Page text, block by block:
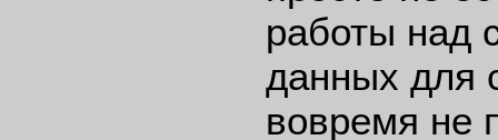
работы над
данных для
вовремя не